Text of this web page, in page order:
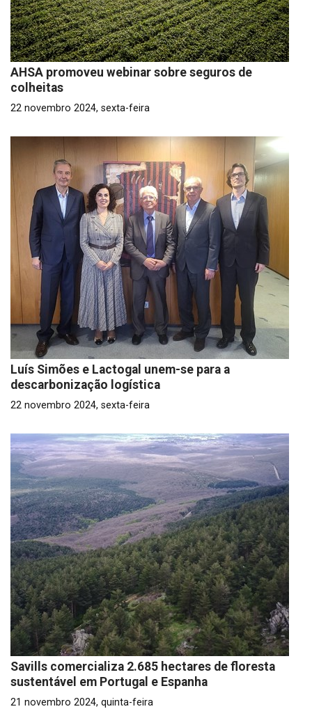
AHSA promoveu webinar sobre seguros de
colheitas
22 novembro 2024, sexta-feira
Luís Simões e Lactogal unem-se para a
descarbonização logística
22 novembro 2024, sexta-feira
Savills comercializa 2.685 hectares de floresta
sustentável em Portugal e Espanha
21 novembro 2024, quinta-feira